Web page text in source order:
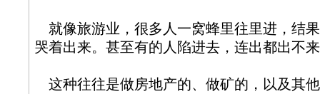
就像旅游业，很多人一窝蜂里往里进，结
哭着出来。甚至有的人陷进去，连出都出不
这种往往是做房地产的、做矿的，以及其